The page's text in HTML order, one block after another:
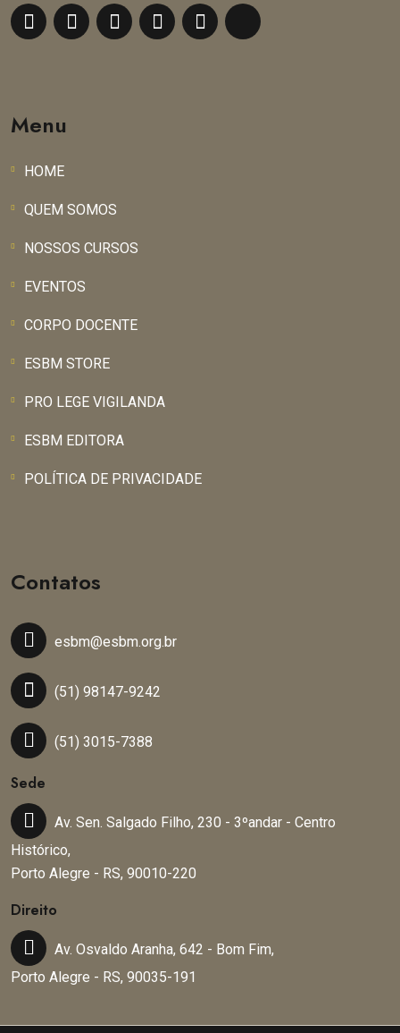
Menu
HOME
QUEM SOMOS
NOSSOS CURSOS
EVENTOS
CORPO DOCENTE
ESBM STORE
PRO LEGE VIGILANDA
ESBM EDITORA
POLÍTICA DE PRIVACIDADE
Contatos
esbm@esbm.org.br
(51) 98147-9242
(51) 3015-7388
Sede
Av. Sen. Salgado Filho, 230 - 3ºandar - Centro
Histórico,
Porto Alegre - RS, 90010-220
Direito
Av. Osvaldo Aranha, 642 - Bom Fim,
Porto Alegre - RS, 90035-191